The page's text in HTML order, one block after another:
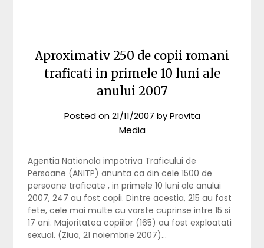
Aproximativ 250 de copii romani
traficati in primele 10 luni ale
anului 2007
Posted on21/11/2007 byProvita
Media
Agentia Nationala impotriva Traficului de
Persoane (ANITP) anunta ca din cele 1500 de
persoane traficate , in primele 10 luni ale anului
2007, 247 au fost copii. Dintre acestia, 215 au fost
fete, cele mai multe cu varste cuprinse intre 15 si
17 ani. Majoritatea copiilor (165) au fost exploatati
sexual. (Ziua, 21 noiembrie 2007)…